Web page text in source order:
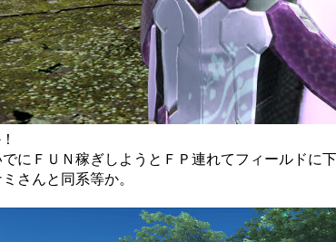
にＦＵＮ稼ぎしようとＦＰ連れてフィールドに
さんと同系等か。